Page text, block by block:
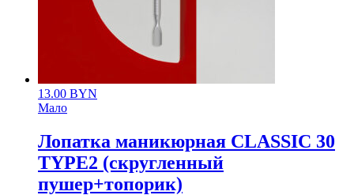
13.00 BYN
Мало
Лопатка маникюрная CLASSIC 30
TYPE2 (скругленный
пушер+топорик)